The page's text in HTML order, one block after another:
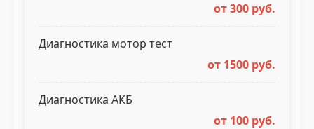
от 300 руб.
Диагностика мотор тест
от 1500 руб.
Диагностика АКБ
от 100 руб.